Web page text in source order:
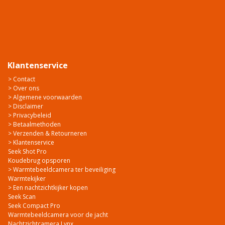
Klantenservice
> Contact
> Over ons
> Algemene voorwaarden
> Disclaimer
> Privacybeleid
> Betaalmethoden
> Verzenden & Retourneren
> Klantenservice
Seek Shot Pro
Koudebrug opsporen
> Warmtebeeldcamera ter beveiliging
Warmtekijker
> Een nachtzichtkijker kopen
Seek Scan
Seek Compact Pro
Warmtebeeldcamera voor de jacht